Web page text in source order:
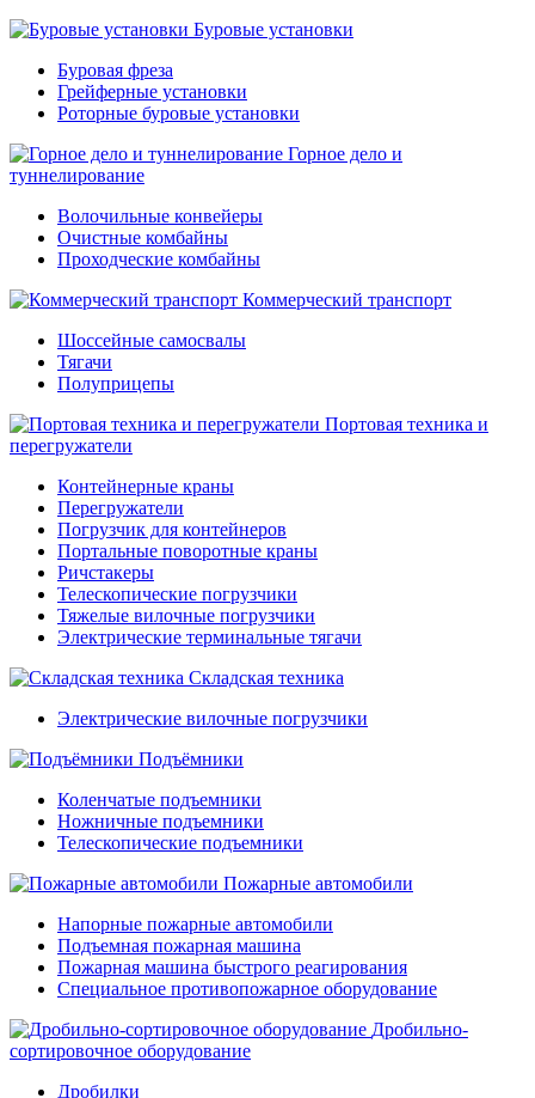
Буровые установки
Буровая фреза
Грейферные установки
Роторные буровые установки
Горное дело и
туннелирование
Волочильные конвейеры
Очистные комбайны
Проходческие комбайны
Коммерческий транспорт
Шоссейные самосвалы
Тягачи
Полуприцепы
Портовая техника и
перегружатели
Контейнерные краны
Перегружатели
Погрузчик для контейнеров
Портальные поворотные краны
Ричстакеры
Телескопические погрузчики
Тяжелые вилочные погрузчики
Электрические терминальные тягачи
Складская техника
Электрические вилочные погрузчики
Подъёмники
Коленчатые подъемники
Ножничные подъемники
Телескопические подъемники
Пожарные автомобили
Напорные пожарные автомобили
Подъемная пожарная машина
Пожарная машина быстрого реагирования
Специальное противопожарное оборудование
Дробильно-
сортировочное оборудование
Дробилки